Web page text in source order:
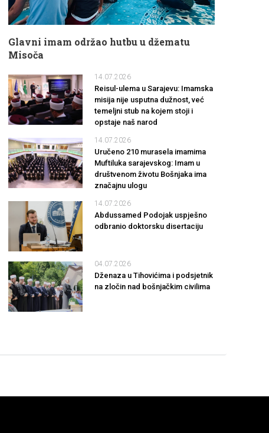
Glavni imam održao hutbu u džematu
Misoča
14.07.2026
Reisul-ulema u Sarajevu: Imamska
misija nije usputna dužnost, već
temeljni stub na kojem stoji i
opstaje naš narod
14.07.2026
Uručeno 210 murasela imamima
Muftiluka sarajevskog: Imam u
društvenom životu Bošnjaka ima
značajnu ulogu
14.07.2026
Abdussamed Podojak uspješno
odbranio doktorsku disertaciju
04.07.2026
Dženaza u Tihovićima i podsjetnik
na zločin nad bošnjačkim civilima